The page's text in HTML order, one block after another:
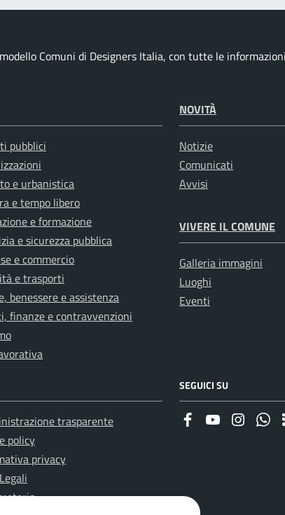
Comuni di Designers Italia, con tutte le
pubblici
e urbanistica
e tempo libero
e formazione
e sicurezza pubblica
e commercio
e trasporti
benessere e assistenza
finanze e contravvenzioni
NOVITÀ
Notizie
Comunicati
Avvisi
VIVERE IL COMUNE
Galleria immagini
Luoghi
Eventi
trasparente
policy
privacy
SEGUICI SU
FaceboookYoutube